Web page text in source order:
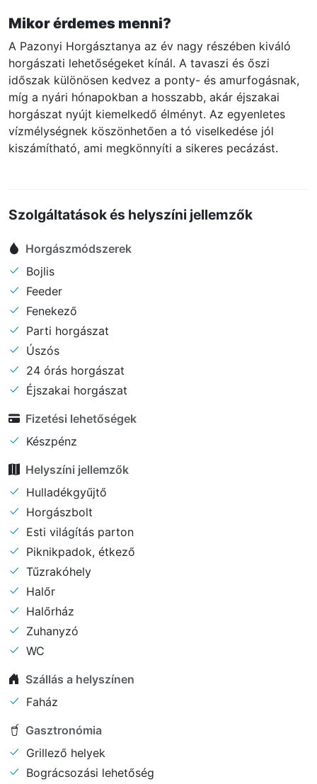
Mikor érdemes menni?
A Pazonyi Horgásztanya az év nagy részében kiváló
horgászati lehetőségeket kínál. A tavaszi és őszi
időszak különösen kedvez a ponty- és amurfogásnak,
míg a nyári hónapokban a hosszabb, akár éjszakai
horgászat nyújt kiemelkedő élményt. Az egyenletes
vízmélységnek köszönhetően a tó viselkedése jól
kiszámítható, ami megkönnyíti a sikeres pecázást.
Szolgáltatások és helyszíni jellemzők
Horgászmódszerek
Bojlis
Feeder
Fenekező
Parti horgászat
Úszós
24 órás horgászat
Éjszakai horgászat
Fizetési lehetőségek
Készpénz
Helyszíni jellemzők
Hulladékgyűjtő
Horgászbolt
Esti világítás parton
Piknikpadok, étkező
Tűzrakóhely
Halőr
Halőrház
Zuhanyzó
WC
Szállás a helyszínen
Faház
Gasztronómia
Grillező helyek
Bográcsozási lehetőség